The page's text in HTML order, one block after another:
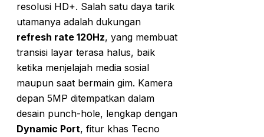
resolusi HD+. Salah satu daya tarik
utamanya adalah dukungan
refresh rate 120Hz, yang membuat
transisi layar terasa halus, baik
ketika menjelajah media sosial
maupun saat bermain gim. Kamera
depan 5MP ditempatkan dalam
desain punch-hole, lengkap dengan
Dynamic Port, fitur khas Tecno